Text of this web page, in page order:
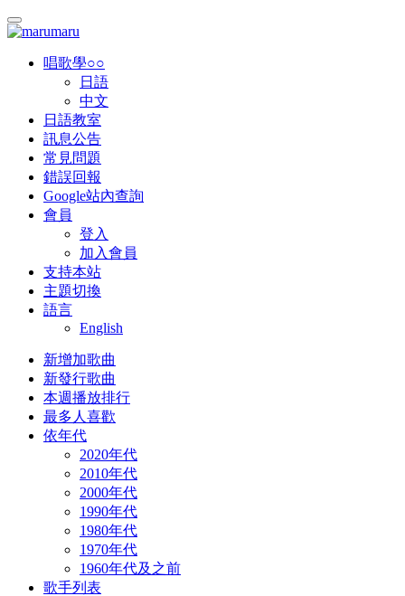
唱歌學○○
日語
中文
日語教室
訊息公告
常見問題
錯誤回報
Google站內查詢
會員
登入
加入會員
支持本站
主題切換
語言
English
新增加歌曲
新發行歌曲
本週播放排行
最多人喜歡
依年代
2020年代
2010年代
2000年代
1990年代
1980年代
1970年代
1960年代及之前
歌手列表